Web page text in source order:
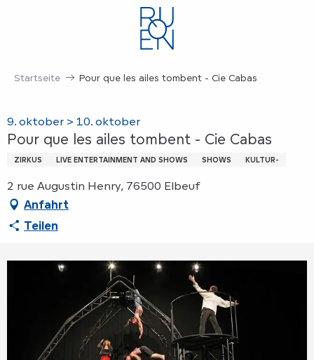
Startseite Pour que les ailes tombent - Cie Cabas
9. oktober > 10. oktober
Pour que les ailes tombent - Cie Cabas
ZIRKUS LIVE ENTERTAINMENT AND SHOWS SHOWS KULTUR-
2 rue Augustin Henry, 76500 Elbeuf
Anfahrt
Teilen